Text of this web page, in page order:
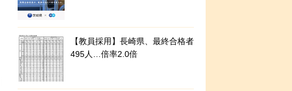
【教員採用】長崎県、最終合格者
495人…倍率2.0倍